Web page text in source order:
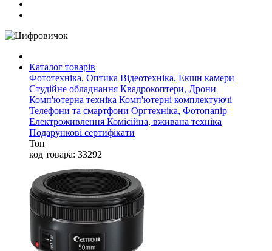
Каталог товарів
Фототехніка, Оптика Відеотехніка, Екшн камери
Студійне обладнання Квадрокоптери, Дрони
Комп'ютерна техніка Комп'ютерні комплектуючі
Телефони та смартфони Оргтехніка, Фотопапір
Електроживлення Комісійна, вживана техніка
Подарункові сертифікати
Топ
код товара: 33292